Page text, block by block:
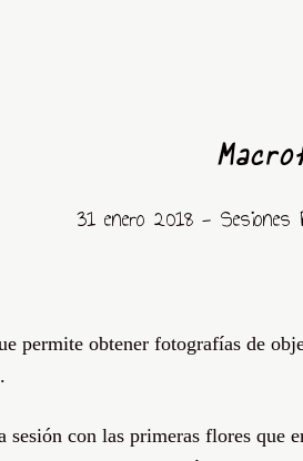
31 enero 2018 -
permite obtener fotografías
sesión con las primeras flores que